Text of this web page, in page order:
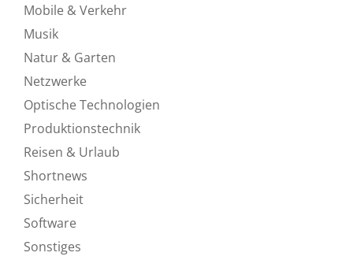
Mobile & Verkehr
Musik
Natur & Garten
Netzwerke
Optische Technologien
Produktionstechnik
Reisen & Urlaub
Shortnews
Sicherheit
Software
Sonstiges